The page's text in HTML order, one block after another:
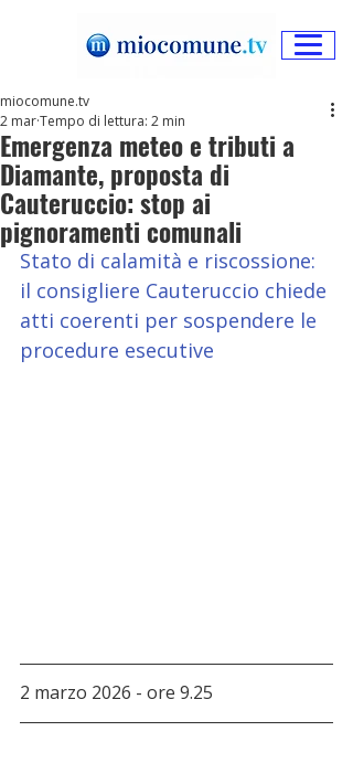
Emergenza meteo e tributi a
Diamante, proposta di
Cauteruccio: stop ai
pignoramenti comunali
miocomune.tv
2 marTempo di lettura: 2 min
Stato di calamità e riscossione:
il consigliere Cauteruccio chiede
atti coerenti per sospendere le
procedure esecutive
2 marzo 2026 - ore 9.25